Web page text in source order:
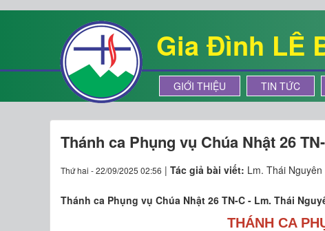
Gia Đình LÊ
GIỚI THIỆU TIN TỨC
Thánh ca Phụng vụ Chúa Nhật 26
Thứ hai - 22/09/2025 02:56 | Tác giả bài viết: Lm. Thái Nguyên
Thánh ca Phụng vụ Chúa Nhật 26 TN-C - Lm. Thái
THÁNH CA